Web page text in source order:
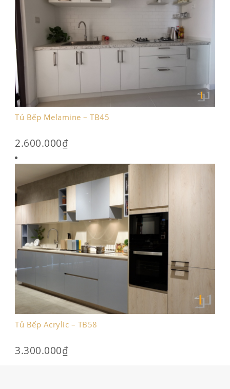
Tủ Bếp Melamine – TB45
2.600.000₫
Tủ Bếp Acrylic – TB58
3.300.000₫